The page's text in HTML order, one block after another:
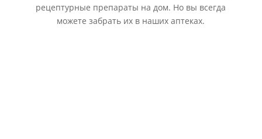
рецептурные препараты на дом. Но вы всегда
можете забрать их в наших аптеках.